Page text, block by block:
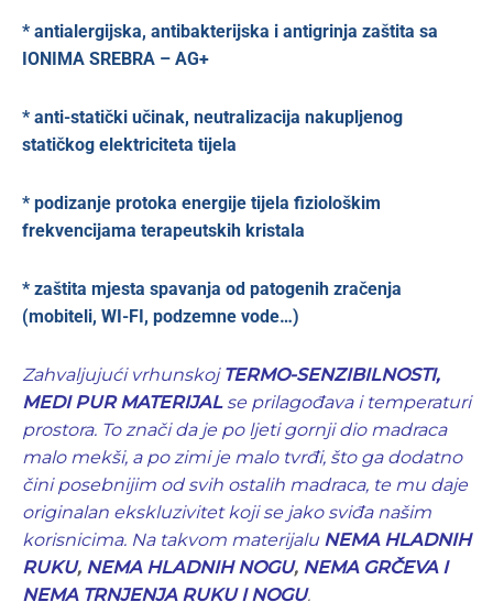
* antialergijska, antibakterijska i antigrinja zaštita sa
IONIMA SREBRA – AG+
* anti-statički učinak, neutralizacija nakupljenog
statičkog elektriciteta tijela
* podizanje protoka energije tijela fiziološkim
frekvencijama terapeutskih kristala
* zaštita mjesta spavanja od patogenih zračenja
(mobiteli, WI-FI, podzemne vode…)
Zahvaljujući vrhunskoj TERMO-SENZIBILNOSTI,
MEDI PUR MATERIJAL se prilagođava i temperaturi
prostora. To znači da je po ljeti gornji dio madraca
malo mekši, a po zimi je malo tvrđi, što ga dodatno
čini posebnijim od svih ostalih madraca, te mu daje
originalan ekskluzivitet koji se jako sviđa našim
korisnicima. Na takvom materijalu NEMA HLADNIH
RUKU, NEMA HLADNIH NOGU, NEMA GRČEVA I
NEMA TRNJENJA RUKU I NOGU.